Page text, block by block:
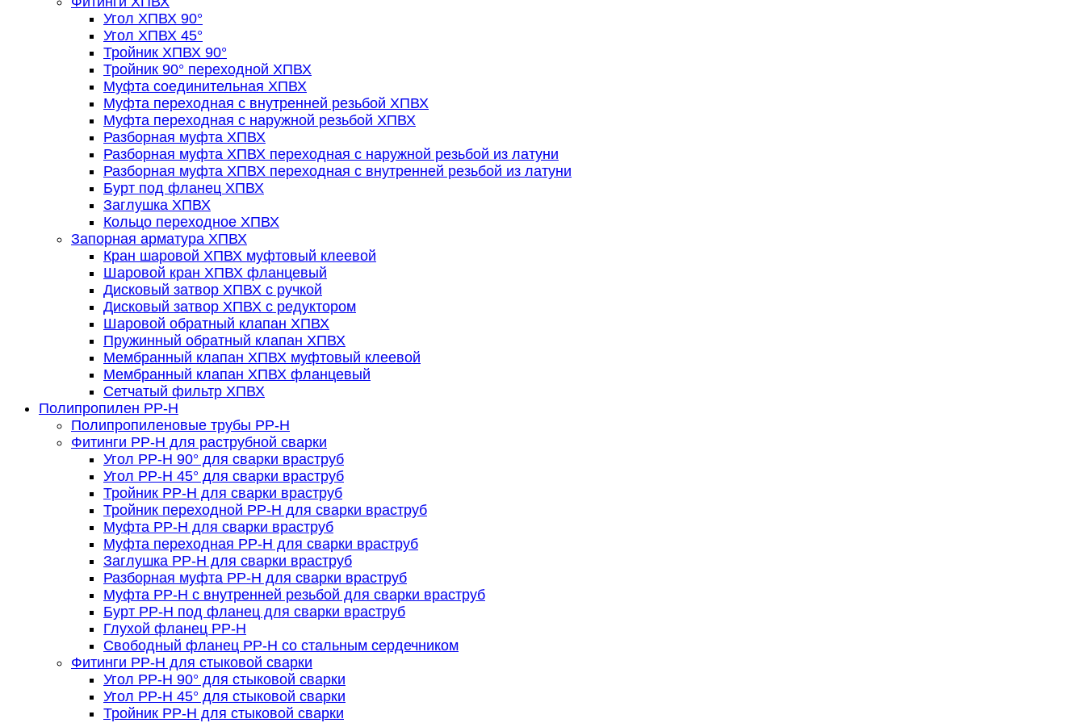
Угол ХПВХ 90°
Угол ХПВХ 45°
Тройник ХПВХ 90°
Тройник 90° переходной ХПВХ
Муфта соединительная ХПВХ
Муфта переходная с внутренней резьбой ХПВХ
Муфта переходная с наружной резьбой ХПВХ
Разборная муфта ХПВХ
Разборная муфта ХПВХ переходная с наружной резьбой из латуни
Разборная муфта ХПВХ переходная с внутренней резьбой из латуни
Бурт под фланец ХПВХ
Заглушка ХПВХ
Кольцо переходное ХПВХ
Запорная арматура ХПВХ
Кран шаровой ХПВХ муфтовый клеевой
Шаровой кран ХПВХ фланцевый
Дисковый затвор ХПВХ с ручкой
Дисковый затвор ХПВХ с редуктором
Шаровой обратный клапан ХПВХ
Пружинный обратный клапан ХПВХ
Мембранный клапан ХПВХ муфтовый клеевой
Мембранный клапан ХПВХ фланцевый
Сетчатый фильтр ХПВХ
Полипропилен PP-H
Полипропиленовые трубы PP-H
Фитинги PP-H для раструбной сварки
Угол PP-H 90° для сварки враструб
Угол PP-H 45° для сварки враструб
Тройник PP-H для сварки враструб
Тройник переходной PP-H для сварки враструб
Муфта PP-H для сварки враструб
Муфта переходная PP-H для сварки враструб
Заглушка PP-H для сварки враструб
Разборная муфта PP-H для сварки враструб
Муфта PP-H с внутренней резьбой для сварки враструб
Бурт PP-H под фланец для сварки враструб
Глухой фланец PP-H
Свободный фланец PP-H со стальным сердечником
Фитинги PP-H для стыковой сварки
Угол PP-H 90° для стыковой сварки
Угол PP-H 45° для стыковой сварки
Тройник PP-H для стыковой сварки